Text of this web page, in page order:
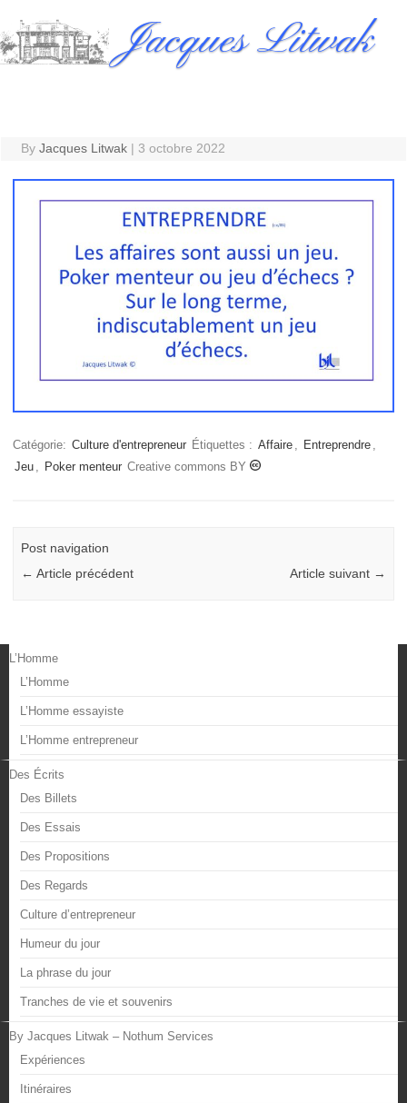
to
content
Jacques Litwak
By Jacques Litwak | 3 octobre 2022
Catégorie: Culture d'entrepreneur Étiquettes : Affaire Entreprendre
Jeu
Poker menteur Creative commons BY
Post navigation
← Article précédent Article suivant →
L’Homme
L’Homme
L’Homme essayiste
L’Homme entrepreneur
Des Écrits
Des Billets
Des Essais
Des Propositions
Des Regards
Culture d’entrepreneur
Humeur du jour
La phrase du jour
Tranches de vie et souvenirs
By Jacques Litwak – Nothum Services
Expériences
Itinéraires